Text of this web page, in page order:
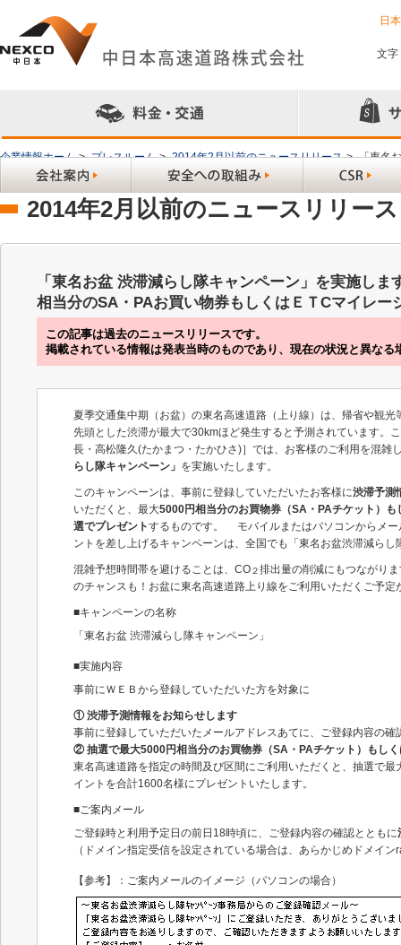
日
文字
企業情報ホーム > プレスルーム > 2014年2月以前のニュースリリース > 「東名
買い物券もしくはＥＴCマイレージサービスのポイントプレゼント-
2014年2月以前のニュースリリース
「東名お盆 渋滞減らし隊キャンペーン」を実施し
相当分のSA・PAお買い物券もしくはＥＴCマイレー
この記事は過去のニュースリリースです。
掲載されている情報は発表当時のものであり、現在の状況と異なる
夏季交通集中期（お盆）の東名高速道路（上り線）は、帰省や観
先頭とした渋滞が最大で30kmほど発生すると予測されています。
長・高松隆久(たかまつ・たかひさ)］では、お客様のご利用を混
らし隊キャンペーン」 を実施いたします。
このキャンペーンは、事前に登録していただいたお客様に渋滞予測
いただくと、最大5000円相当分のお買物券（SA・PAチケット）
選でプレゼントするものです。 モバイルまたはパソコンからメー
ントを差し上げるキャンペーンは、全国でも「東名お盆渋滞減らし
混雑予想時間帯を避けることは、CO２排出量の削減にもつながり
のチャンスも！お盆に東名高速道路上り線をご利用いただくご予
■キャンペーンの名称
「東名お盆 渋滞減らし隊キャンペーン」
■実施内容
事前にＷＥＢから登録していただいた方を対象に
① 渋滞予測情報をお知らせします
事前に登録していただいたメールアドレスあてに、ご登録内容の
② 抽選で最大5000円相当分のお買物券（SA・PAチケット）もし
東名高速道路を指定の時間及び区間にご利用いただくと、抽選で
イントを合計1600名様にプレゼントいたします。
■ご案内メール
ご登録時と利用予定日の前日18時頃に、ご登録内容の確認とともに
（ドメイン指定受信を設定されている場合は、あらかじめドメイ
【参考】：ご案内メールのイメージ（パソコンの場合）